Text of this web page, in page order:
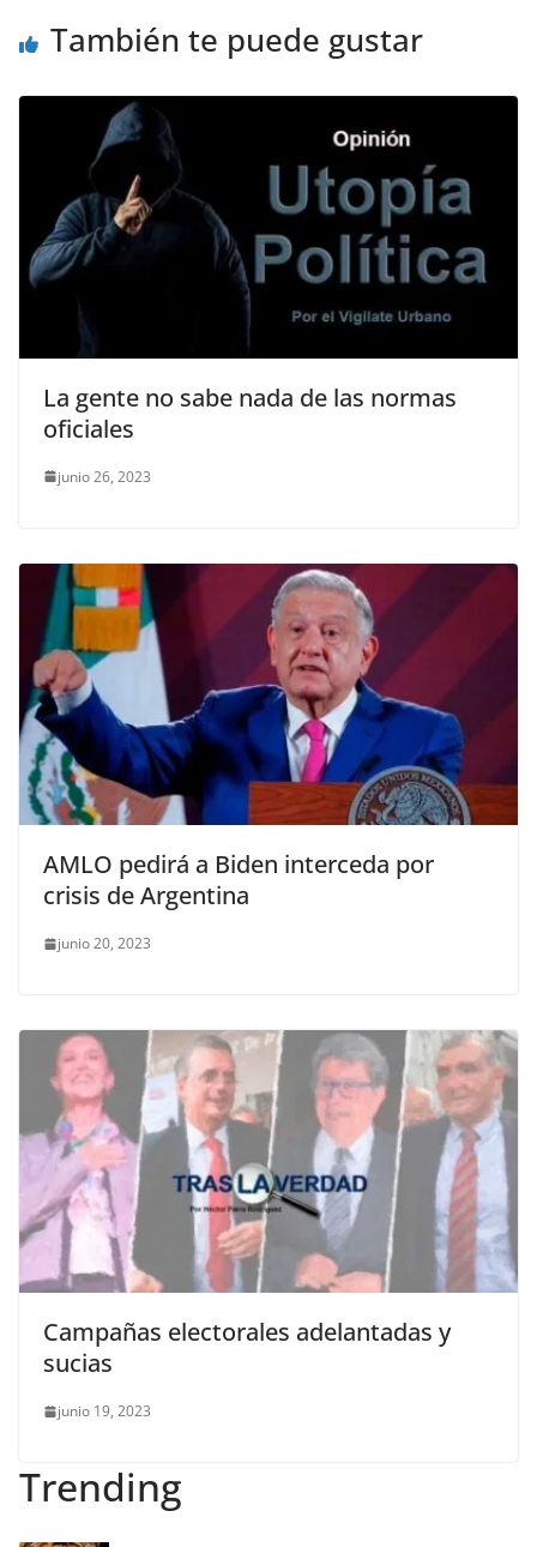
k
También te puede gustar
La gente no sabe nada de las normas
oficiales
junio 26, 2023
AMLO pedirá a Biden interceda por
crisis de Argentina
junio 20, 2023
Campañas electorales adelantadas y
sucias
junio 19, 2023
Trending